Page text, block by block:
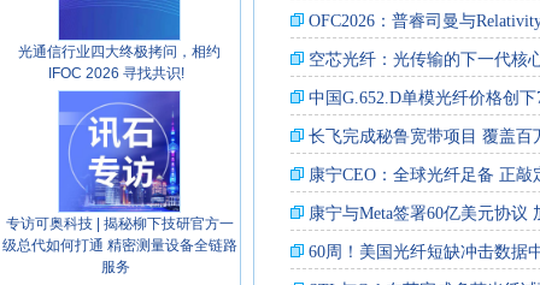
光通信行业四大终极拷问，相约
IFOC 2026 寻找共识!
专访可奥科技 | 揭秘柳下技研官方一
级总代如何打通 精密测量设备全链路
服务